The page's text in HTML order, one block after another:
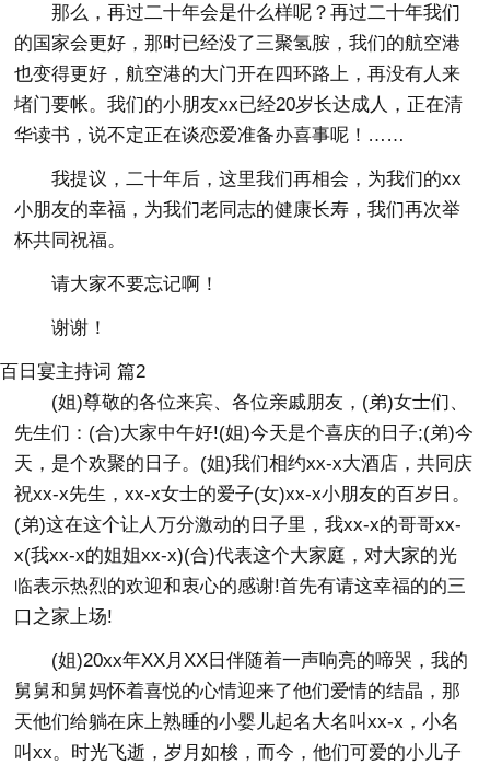
那么，再过二十年会是什么样呢？再过二十年我们
的国家会更好，那时已经没了三聚氢胺，我们的航空港
也变得更好，航空港的大门开在四环路上，再没有人来
堵门要帐。我们的小朋友xx已经20岁长达成人，正在清
华读书，说不定正在谈恋爱准备办喜事呢！……
我提议，二十年后，这里我们再相会，为我们的xx
小朋友的幸福，为我们老同志的健康长寿，我们再次举
杯共同祝福。
请大家不要忘记啊！
谢谢！
百日宴主持词 篇2
(姐)尊敬的各位来宾、各位亲戚朋友，(弟)女士们、
先生们：(合)大家中午好!(姐)今天是个喜庆的日子;(弟)今
天，是个欢聚的日子。(姐)我们相约xx-x大酒店，共同庆
祝xx-x先生，xx-x女士的爱子(女)xx-x小朋友的百岁日。
(弟)这在这个让人万分激动的日子里，我xx-x的哥哥xx-
x(我xx-x的姐姐xx-x)(合)代表这个大家庭，对大家的光
临表示热烈的欢迎和衷心的感谢!首先有请这幸福的的三
口之家上场!
(姐)20xx年XX月XX日伴随着一声响亮的啼哭，我的
舅舅和舅妈怀着喜悦的心情迎来了他们爱情的结晶，那
天他们给躺在床上熟睡的小婴儿起名大名叫xx-x，小名
叫xx。时光飞逝，岁月如梭，而今，他们可爱的小儿子